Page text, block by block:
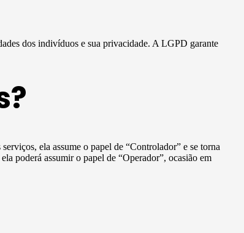
dos indivíduos e sua privacidade. A LGPD garante
ela assume o papel de “Controlador” e se torna
poderá assumir o papel de “Operador”, ocasião em